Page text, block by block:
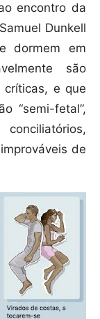
encontro da
Dunkell
dormem em
são
críticas, e que
“semi-fetal”,
​​de